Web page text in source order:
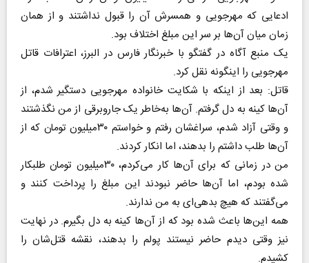
ادعایی که مهرجویی و همسرش آن را قبول نداشتند و از همان
زمان میان آن‌ها بر سر این مبلغ اختلاف بود.
یک منبع آگاه در گفتگو با خبرنگار فارس در البرز، اعترافات قاتل
مهرجویی را اینگونه نقل کرد.
قاتل: بعد از اینکه با شکایت خانواده مهرجویی دستگیر شدم، از
آن‌ها کینه به دل گرفتم. آن‌ها به‌خاطر یک جاروبرقی از من نگذشتند
و وقتی آزاد شدم، سراغشان رفتم و خواستم ۳۰میلیون تومان که از
آن‌ها طلب داشتم را بدهند، اما انکار کردند.
من در زمانی که برای آن‌ها کار می‌کردم، ۳۰میلیون تومان طلبکار
شده بودم، اما آن‌ها حاضر نبودند این مبلغ را پرداخت کنند و
می‌گفتند که هیچ بدهی‌ای به من ندارند.
همه این‌ها باعث شده بود که از آن‌ها کینه به دل بگیرم. در نهایت
نیز وقتی دیدم حاضر نیستند پولم را بدهند، نقشه قتل‌شان را
کشیدم.